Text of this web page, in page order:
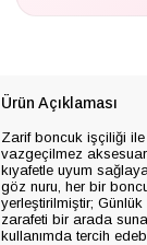
Ürün Açıklaması
Zarif boncuk işçiliği ile
vazgeçilmez
kıyafetle uyum
göz nuru, her bir
yerleştirilmiştir; Günlük
zarafeti bir arada
kullanımda tercih